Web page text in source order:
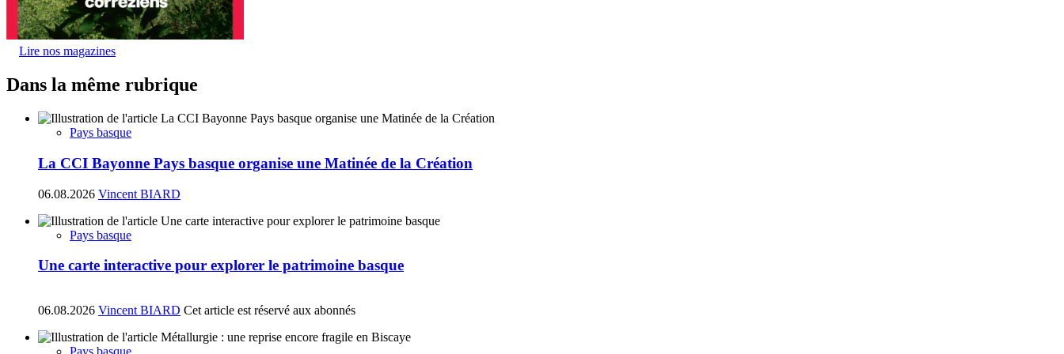
Lire nos magazines
Dans la même rubrique
Pays basque
La CCI Bayonne Pays basque organise une Matinée de la Création
06.08.2026 Vincent BIARD
Pays basque
Une carte interactive pour explorer le patrimoine basque
06.08.2026 Vincent BIARD Cet article est réservé aux abonnés
Pays basque